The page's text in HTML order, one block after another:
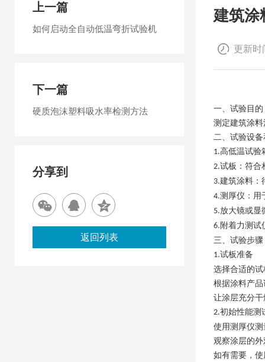
建筑涂
更新时
一、试验目的
测定建筑涂
二、试验设
1.高低温试验
2.试板：符合
3.建筑涂料：
4.测厚仪：用
5.放大镜或显
6. 附着力测试
三、试验步骤
1.试板准备
选择合适的
根据涂料产
让涂层充分
2.初始性能测
使用测厚仪
观察涂层的
如有需要，
上一篇
如何启动全自动低温弯折试验机
下一篇
硬质泡沫塑料吸水率检测方法
分享到
返回列表